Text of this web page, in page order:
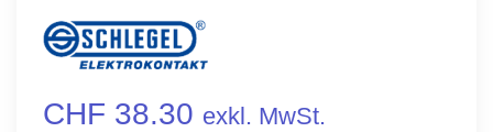
CHF 38.30 exkl. MwSt.